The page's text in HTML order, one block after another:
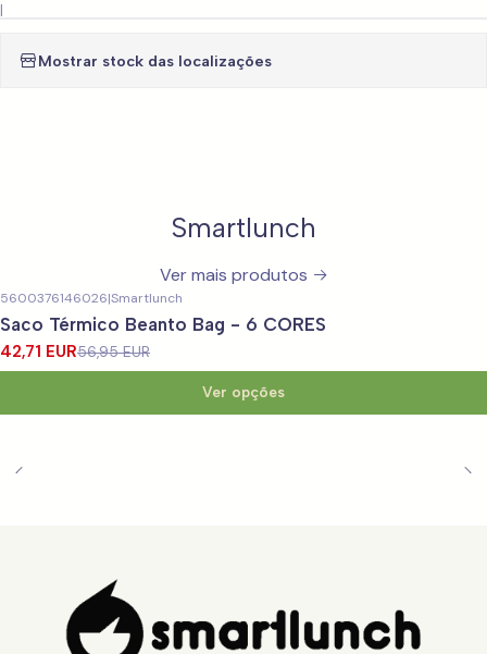
|
Mostrar stock das localizações
Smartlunch
Ver mais produtos
DESCONTO
5600376146026|Smartlunch
Saco Térmico Beanto Bag - 6 CORES
42,71 EUR56,95 EUR
Ver opções